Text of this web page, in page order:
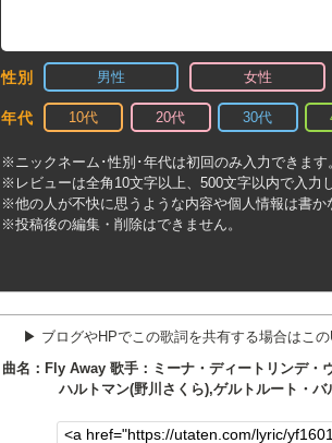
性別 男性 女性
年代 10代 20代 30代
※ニックネーム･性別･年代は初回のみ入力できます
※レビューは全角10文字以上、500文字以内で入力
※他の人が不快に思うような内容や個人情報は書か
※投稿後の編集・削除はできません。
▶︎ ブログやHPでこの歌詞を共有する場合はこ
曲名：Fly Away 歌手：ミーナ・ディートリンデ・
ハルトマン(野川さくら),ゲルトルート・バ